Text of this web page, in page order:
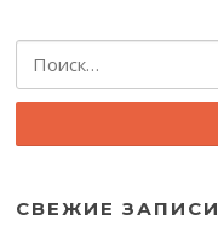
СВЕЖИЕ ЗАПИСИ